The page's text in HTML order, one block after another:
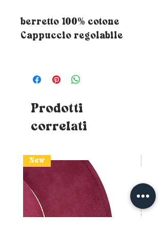
berretto 100% cotone
Cappuccio regolabile
Prodotti
correlati
New